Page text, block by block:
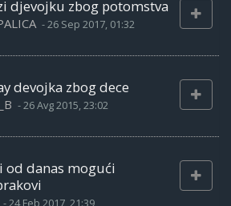
djevojku zbog potomstva
-26 Sep 2017, 01:32
devojka zbog dece
-26 Avg 2015, 23:02
od danas mogući
- 24 Feb 2017, 21:39